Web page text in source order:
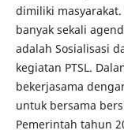
dimiliki masyarakat.
banyak sekali
adalah Sosialisasi
kegiatan PTSL.
bekerjasama
untuk bersama
Pemerintah tahun